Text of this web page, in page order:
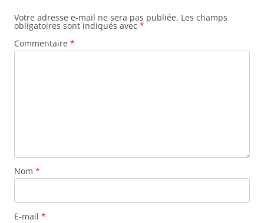
Votre adresse e-mail ne sera pas publiée. Les champs
obligatoires sont indiqués avec *
Commentaire *
Nom *
E-mail *